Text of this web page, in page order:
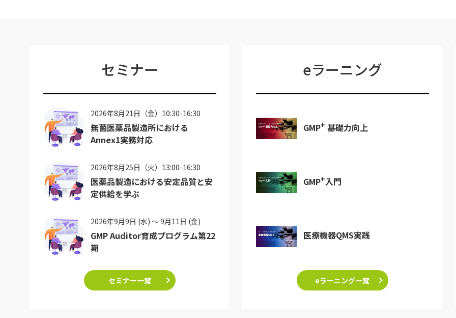
セミナー
2026年8月21日（金）10:30-16:30
無菌医薬品製造所における
Annex1実務対応
2026年8月25日（火）13:00-16:30
医薬品製造における安定品質と安
定供給を学ぶ
2026年9月9日 (水) ～ 9月11日 (金)
GMP Auditor育成プログラム第22
期
セミナー一覧
eラーニング
GMP+ 基礎力向上
GMP+入門
医療機器QMS実践
eラーニング一覧